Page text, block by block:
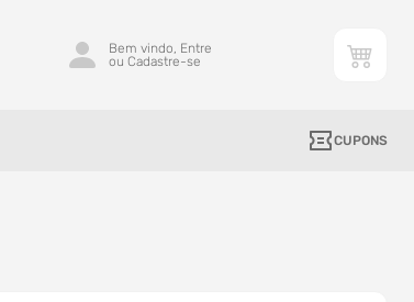
Bem vindo, Entre
ou Cadastre-se
CUPONS